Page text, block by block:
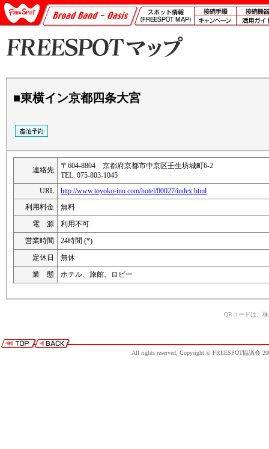
■東横イン京都四条大宮
連絡先
〒604-8804 京都府京都市中京区壬生坊城町6-2
TEL. 075-803-1045
URL
http://www.toyoko-inn.com/hotel/00027/index.html
利用料金
無料
電 源
利用不可
営業時間
24時間 (*)
定休日
無休
業 態
ホテル、旅館、ロビー
QRコードは、
All rights reserved, Copyright © FREESPOT協議会